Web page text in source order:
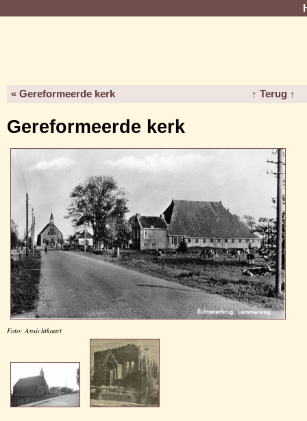
« Gereformeerde kerk ↑ Terug ↑
Gereformeerde kerk
Foto: Ansichtkaart